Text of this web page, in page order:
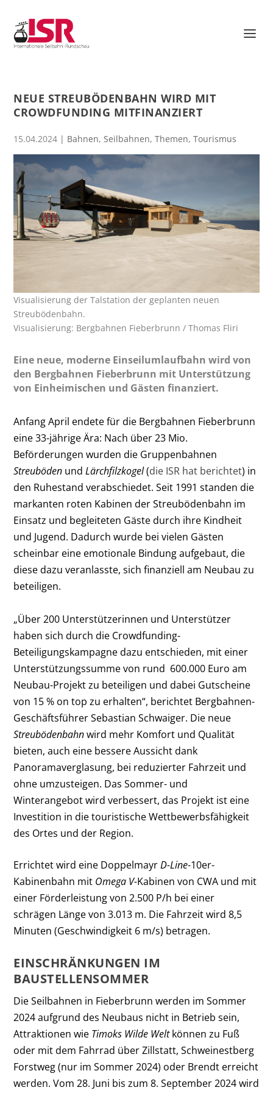
NEUE STREUBÖDENBAHN WIRD MIT
CROWDFUNDING MITFINANZIERT
15.04.2024 | Bahnen,Seilbahnen,Themen,Tourismus
Visualisierung der Talstation der geplanten neuen
Streubödenbahn.
Visualisierung: Bergbahnen Fieberbrunn / Thomas Fliri
Eine neue, moderne Einseilumlaufbahn wird von
den Bergbahnen Fieberbrunn mit Unterstützung
von Einheimischen und Gästen finanziert.
Anfang April endete für die Bergbahnen Fieberbrunn
eine 33-jährige Ära: Nach über 23 Mio.
Beförderungen wurden die Gruppenbahnen
Streuböden undLärchfilzkogel(die ISR hat berichtet) in
den Ruhestand verabschiedet. Seit 1991 standen die
markanten roten Kabinen der Streubödenbahn im
Einsatz und begleiteten Gäste durch ihre Kindheit
und Jugend. Dadurch wurde bei vielen Gästen
scheinbar eine emotionale Bindung aufgebaut, die
diese dazu veranlasste, sich finanziell am Neubau zu
beteiligen.
„Über 200 Unterstützerinnen und Unterstützer
haben sich durch die Crowdfunding-
Beteiligungskampagne dazu entschieden, mit einer
Unterstützungssumme von rund 600.000 Euro am
Neubau-Projekt zu beteiligen und dabei Gutscheine
von 15 % on top zu erhalten“, berichtet Bergbahnen-
Geschäftsführer Sebastian Schwaiger. Die neue
Streubödenbahnwird mehr Komfort und Qualität
bieten, auch eine bessere Aussicht dank
Panoramaverglasung, bei reduzierter Fahrzeit und
ohne umzusteigen. Das Sommer- und
Winterangebot wird verbessert, das Projekt ist eine
Investition in die touristische Wettbewerbsfähigkeit
des Ortes und der Region.
Errichtet wird eine DoppelmayrD-Line-10er-
Kabinenbahn mit Omega V-Kabinen von CWA und mit
einer Förderleistung von 2.500 P/h bei einer
schrägen Länge von 3.013 m. Die Fahrzeit wird 8,5
Minuten (Geschwindigkeit 6 m/s) betragen.
EINSCHRÄNKUNGEN IM
BAUSTELLENSOMMER
Die Seilbahnen in Fieberbrunn werden im Sommer
2024 aufgrund des Neubaus nicht in Betrieb sein,
Attraktionen wie Timoks Wilde Weltkönnen zu Fuß
oder mit dem Fahrrad über Zillstatt, Schweinestberg
Forstweg (nur im Sommer 2024) oder Brendt erreicht
werden. Vom 28. Juni bis zum 8. September 2024 wird